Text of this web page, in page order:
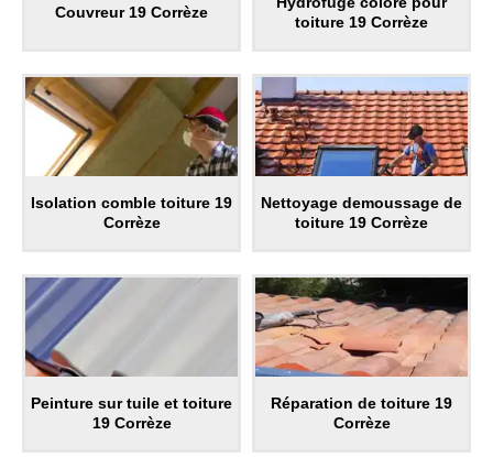
Couvreur 19 Corrèze
toiture 19 Corrèze
Isolation comble toiture 19
Corrèze
Nettoyage demoussage de
toiture 19 Corrèze
Peinture sur tuile et toiture
19 Corrèze
Réparation de toiture 19
Corrèze